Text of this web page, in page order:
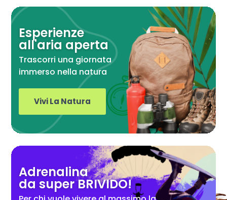
Esperienze
all'aria aperta
Trascorri una giornata
immerso nella natura
Vivi La Natura
Adrenalina
da super BRIVIDO!